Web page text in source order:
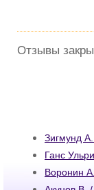
Отзывы
Зигмунд
Ганс
Воронин